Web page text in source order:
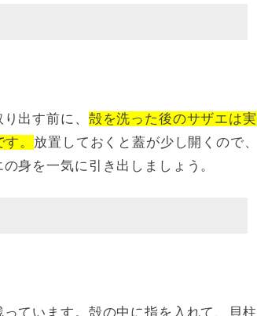
出す前に、 殻を洗った後のサザエは実
。 放置しておくと蓋が少し開くので、
身を一気に引き出しましょう。
ています。殻の中に指を入れて、貝柱